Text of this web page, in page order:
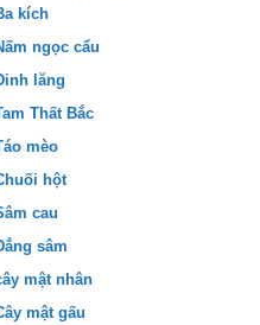
kích
ngọc cẩu
lăng
Thất Bắc
mèo
hột
cau
sâm
mật nhân
mật gấu